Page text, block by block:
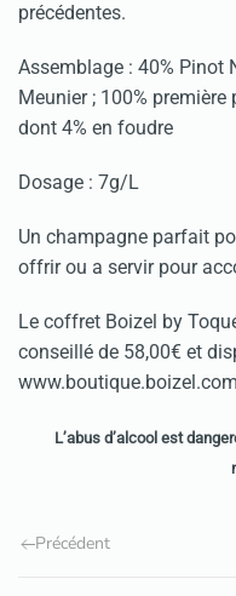
précédentes.
Assemblage : 40%
Meunier ; 100% première
dont 4% en foudre
Dosage : 7g/L
Un champagne parfait
offrir ou a servir pour
Le coffret Boizel by
conseillé de 58,00€ et
L’abus d’alcool est
Précédent